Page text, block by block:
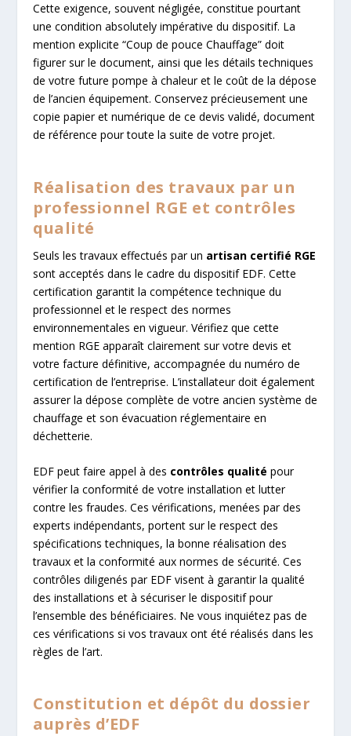
Cette exigence, souvent négligée, constitue pourtant
une condition absolutely impérative du dispositif. La
mention explicite “Coup de pouce Chauffage” doit
figurer sur le document, ainsi que les détails techniques
de votre future pompe à chaleur et le coût de la dépose
de l’ancien équipement. Conservez précieusement une
copie papier et numérique de ce devis validé, document
de référence pour toute la suite de votre projet.
Réalisation des travaux par un
professionnel RGE et contrôles
qualité
Seuls les travaux effectués par un artisan certifié RGE
sont acceptés dans le cadre du dispositif EDF. Cette
certification garantit la compétence technique du
professionnel et le respect des normes
environnementales en vigueur. Vérifiez que cette
mention RGE apparaît clairement sur votre devis et
votre facture définitive, accompagnée du numéro de
certification de l’entreprise. L’installateur doit également
assurer la dépose complète de votre ancien système de
chauffage et son évacuation réglementaire en
déchetterie.
EDF peut faire appel à des contrôles qualité pour
vérifier la conformité de votre installation et lutter
contre les fraudes. Ces vérifications, menées par des
experts indépendants, portent sur le respect des
spécifications techniques, la bonne réalisation des
travaux et la conformité aux normes de sécurité. Ces
contrôles diligenés par EDF visent à garantir la qualité
des installations et à sécuriser le dispositif pour
l’ensemble des bénéficiaires. Ne vous inquiétez pas de
ces vérifications si vos travaux ont été réalisés dans les
règles de l’art.
Constitution et dépôt du dossier
auprès d’EDF